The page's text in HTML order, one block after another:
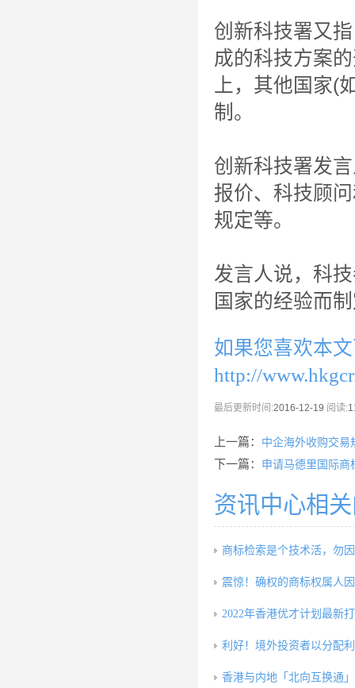
创新科技署又
成的科技方案
上，其他国家(
制。
创新科技署发
报价、科技顾
规定等。
发言人说，科
国家的经验而
如果您喜欢本
http://
最后更新时间:2016-12-19 阅读:
上一篇： 中企海外收购交易
下一篇： 申请马德里国际商
资讯中心相
商标检索是个技术活，勿
震惊！确权的商标权属人
2022年香港优才计划最新
利好！境外投资者以分配
香港与内地「北向互换通